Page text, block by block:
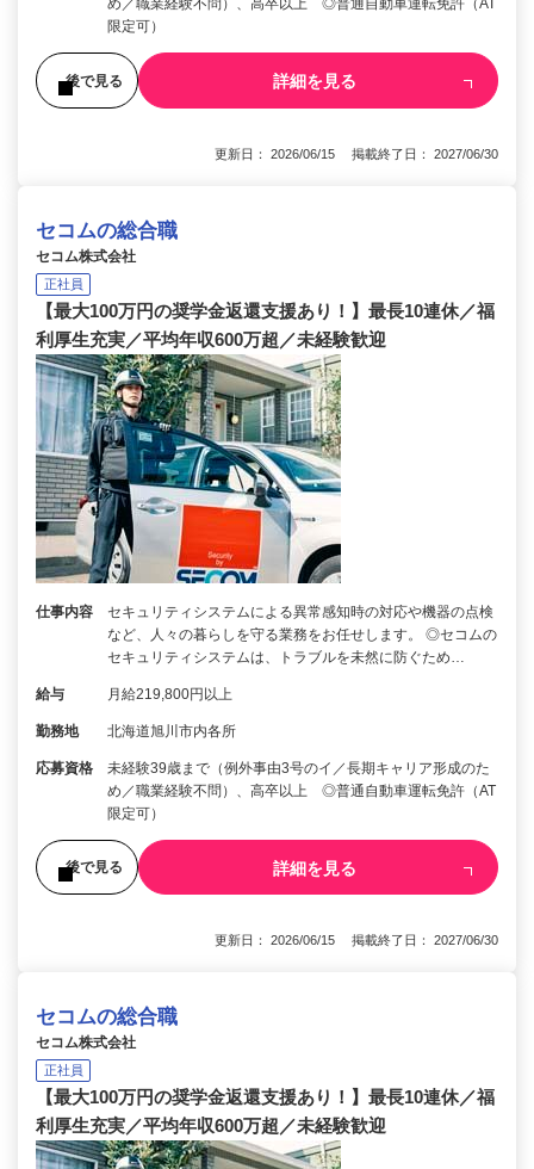
め／職業経験不問）、高卒以上 ◎普通自動車運転免許（AT
限定可）
後で見る 詳細を見る
更新日： 2026/06/15 掲載終了日： 2027/06/30
セコムの総合職
セコム株式会社
正社員
【最大100万円の奨学金返還支援あり！】最長10連休／福
利厚生充実／平均年収600万超／未経験歓迎
仕事内容
セキュリティシステムによる異常感知時の対応や機器の点検
など、人々の暮らしを守る業務をお任せします。 ◎セコムの
セキュリティシステムは、トラブルを未然に防ぐため…
給与 月給219,800円以上
勤務地 北海道旭川市内各所
応募資格
未経験39歳まで（例外事由3号のイ／長期キャリア形成のた
め／職業経験不問）、高卒以上 ◎普通自動車運転免許（AT
限定可）
後で見る 詳細を見る
更新日： 2026/06/15 掲載終了日： 2027/06/30
セコムの総合職
セコム株式会社
正社員
【最大100万円の奨学金返還支援あり！】最長10連休／福
利厚生充実／平均年収600万超／未経験歓迎